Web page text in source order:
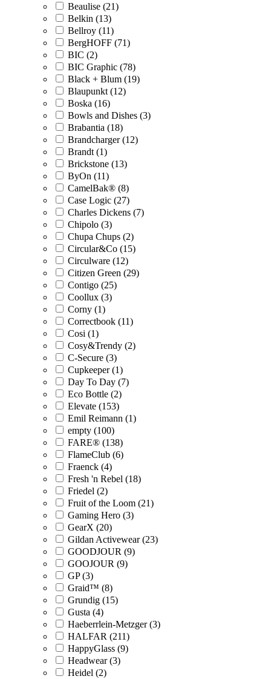
Beaulise (21)
Belkin (13)
Bellroy (11)
BergHOFF (71)
BIC (2)
BIC Graphic (78)
Black + Blum (19)
Blaupunkt (12)
Boska (16)
Bowls and Dishes (3)
Brabantia (18)
Brandcharger (12)
Brandt (1)
Brickstone (13)
ByOn (11)
CamelBak® (8)
Case Logic (27)
Charles Dickens (7)
Chipolo (3)
Chupa Chups (2)
Circular&Co (15)
Circulware (12)
Citizen Green (29)
Contigo (25)
Coollux (3)
Corny (1)
Correctbook (11)
Cosi (1)
Cosy&Trendy (2)
C-Secure (3)
Cupkeeper (1)
Day To Day (7)
Eco Bottle (2)
Elevate (153)
Emil Reimann (1)
empty (100)
FARE® (138)
FlameClub (6)
Fraenck (4)
Fresh 'n Rebel (18)
Friedel (2)
Fruit of the Loom (21)
Gaming Hero (3)
GearX (20)
Gildan Activewear (23)
GOODJOUR (9)
GOOJOUR (9)
GP (3)
Graid™ (8)
Grundig (15)
Gusta (4)
Haeberrlein-Metzger (3)
HALFAR (211)
HappyGlass (9)
Headwear (3)
Heidel (2)